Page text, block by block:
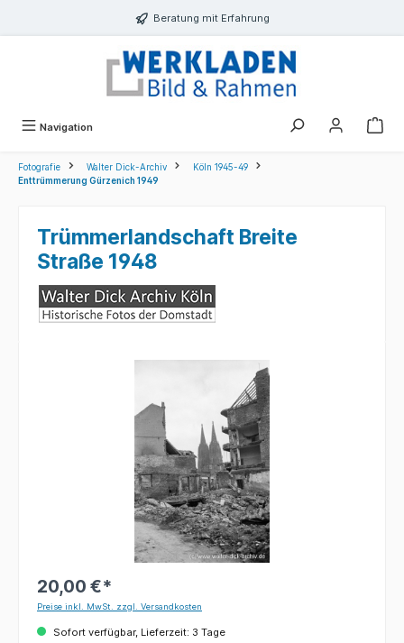
Beratung mit Erfahrung
Navigation
Fotografie Walter Dick-Archiv
Köln 1945-49
Enttrümmerung Gürzenich 1949
Trümmerlandschaft Breite
Straße 1948
20,00 €*
Preise inkl. MwSt. zzgl. Versandkosten
Sofort verfügbar, Lieferzeit: 3 Tage